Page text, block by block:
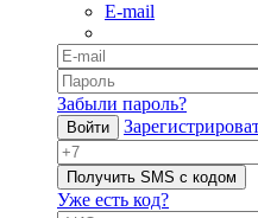
E-mail
Забыли пароль?
Войти
Получить SMS с кодом
Уже есть код?